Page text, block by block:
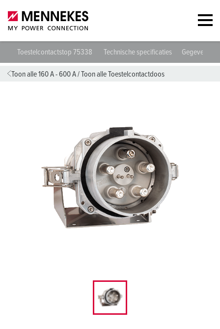
Toestelcontactstop 75338 Technische specificaties
Toon alle 160 A - 600 A/Toon alle Toestelcontactdoos